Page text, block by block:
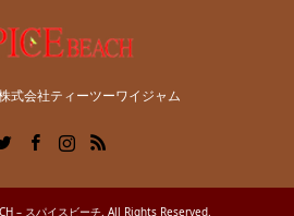
会社ティーツーワイジャム
– スパイスビーチ. All Rights Reserved.